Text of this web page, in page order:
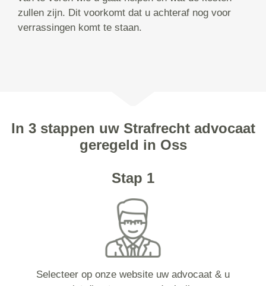
zullen zijn. Dit voorkomt dat u achteraf nog voor
verrassingen komt te staan.
In 3 stappen uw Strafrecht advocaat
geregeld in Oss
Stap 1
Selecteer op onze website uw advocaat & u